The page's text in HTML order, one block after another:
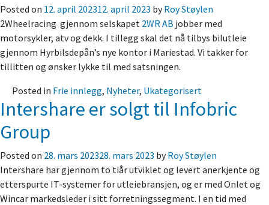
Posted on 12. april 202312. april 2023 byRoy Støylen
2Wheelracing gjennom selskapet 2WR AB jobber med
motorsykler, atv og dekk. I tillegg skal det nå tilbys bilutleie
gjennom Hyrbilsdepån’s nye kontor i Mariestad. Vi takker for
tillitten og ønsker lykke til med satsningen.
Posted in Frie innlegg, Nyheter, Ukategorisert
Intershare er solgt til Infobric
Group
Posted on 28. mars 202328. mars 2023 byRoy Støylen
Intershare har gjennom to tiår utviklet og levert anerkjente og
etterspurte IT-systemer for utleiebransjen, og er med Onlet og
Wincar markedsleder i sitt forretningssegment. I en tid med